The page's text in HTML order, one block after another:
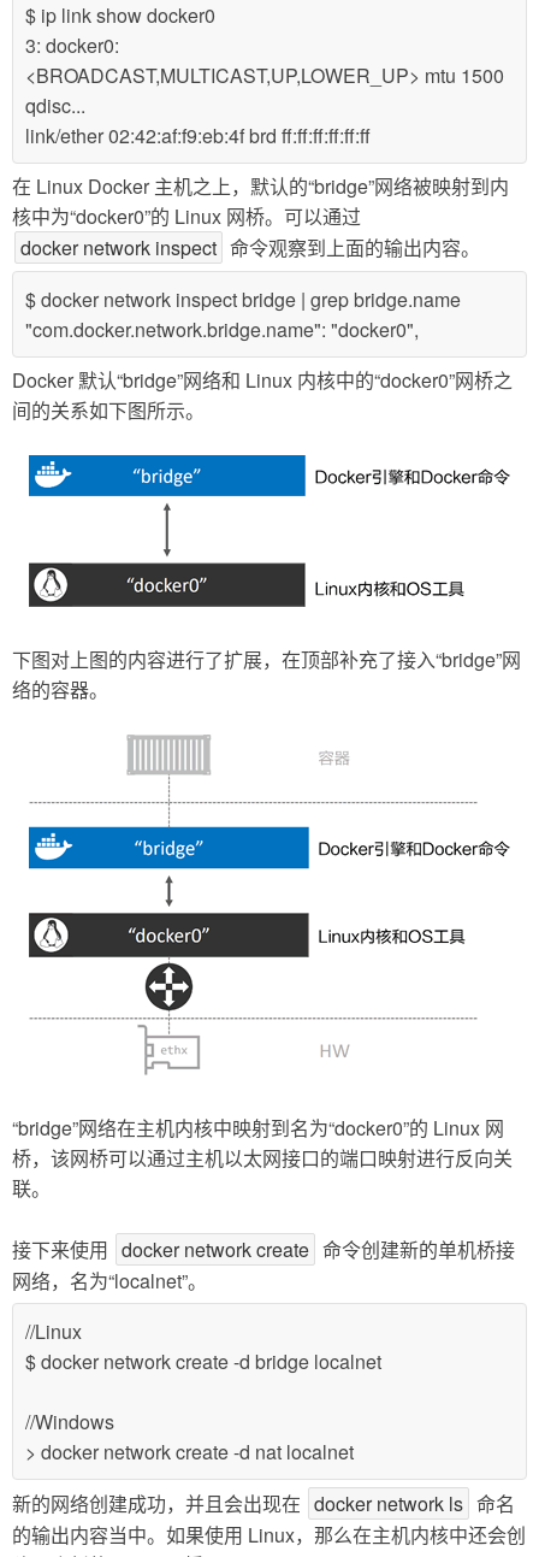
$ ip link show docker0
3: docker0:
<BROADCAST,MULTICAST,UP,LOWER_UP> mtu 1500
qdisc...
link/ether 02:42:af:f9:eb:4f brd ff:ff:ff:ff:ff:ff
在 Linux Docker 主机之上，默认的“bridge”网络被映射到内
核中为“docker0”的 Linux 网桥。可以通过
docker network inspect 命令观察到上面的输出内容。
$ docker network inspect bridge | grep bridge.name
"com.docker.network.bridge.name": "docker0",
Docker 默认“bridge”网络和 Linux 内核中的“docker0”网桥之
间的关系如下图所示。
下图对上图的内容进行了扩展，在顶部补充了接入“bridge”网
络的容器。
“bridge”网络在主机内核中映射到名为“docker0”的 Linux 网
桥，该网桥可以通过主机以太网接口的端口映射进行反向关
联。
接下来使用 docker network create 命令创建新的单机桥接
网络，名为“localnet”。
//Linux
$ docker network create -d bridge localnet
//Windows
> docker network create -d nat localnet
新的网络创建成功，并且会出现在 docker network ls 命名
的输出内容当中。如果使用 Linux，那么在主机内核中还会创